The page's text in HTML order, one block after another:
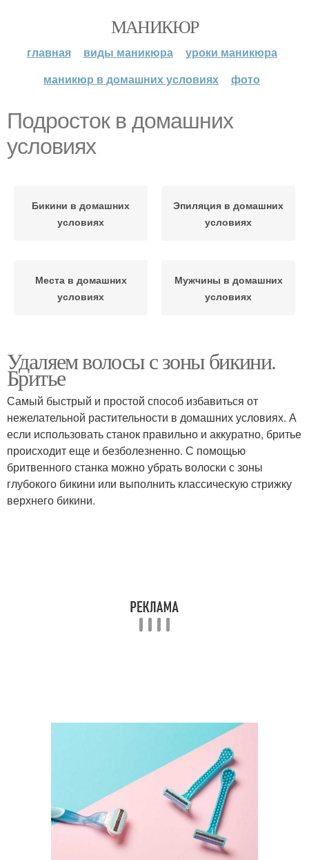
МАНИКЮР
главная виды маникюра
уроки маникюра
маникюр в домашних условиях
фото
Подросток в домашних
условиях
Бикини в домашних
условиях
Эпиляция в домашних
условиях
Места в домашних
условиях
Мужчины в домашних
условиях
Удаляем волосы с зоны бикини.
Бритье
Самый быстрый и простой способ избавиться от
нежелательной растительности в домашних условиях. А
если использовать станок правильно и аккуратно, бритье
происходит еще и безболезненно. С помощью
бритвенного станка можно убрать волоски с зоны
глубокого бикини или выполнить классическую стрижку
верхнего бикини.